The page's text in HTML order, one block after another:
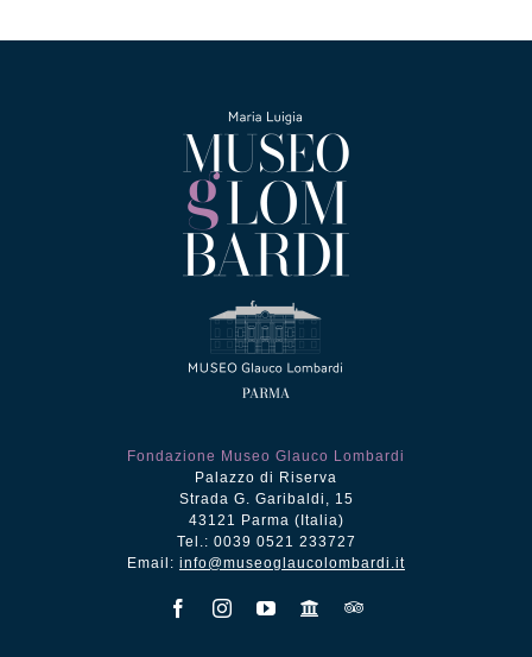
Fondazione Museo Glauco Lombardi
Palazzo di Riserva
Strada G. Garibaldi, 15
43121 Parma (Italia)
Tel.: 0039 0521 233727
Email: info@museoglaucolombardi.it